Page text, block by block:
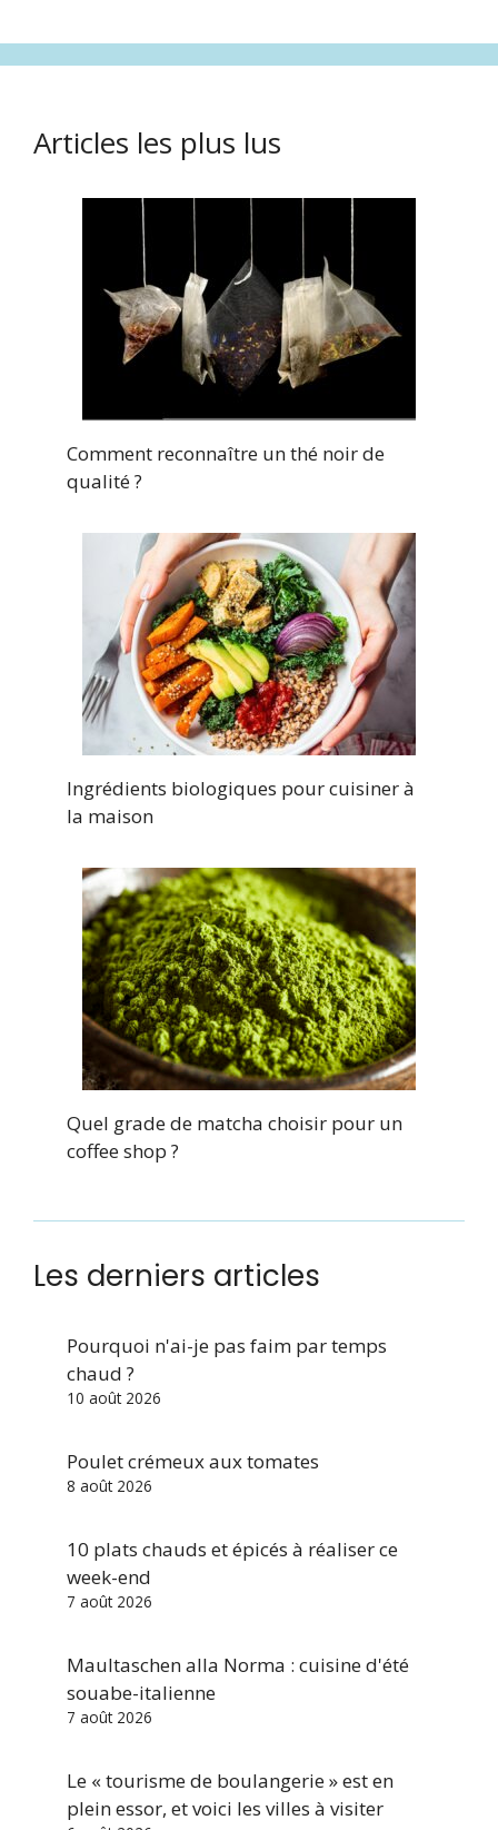
Articles les plus lus
Comment reconnaître un thé noir de
qualité ?
Ingrédients biologiques pour cuisiner à
la maison
Quel grade de matcha choisir pour un
coffee shop ?
Les derniers articles
Pourquoi n'ai-je pas faim par temps
chaud ?
10 août 2026
Poulet crémeux aux tomates
8 août 2026
10 plats chauds et épicés à réaliser ce
week-end
7 août 2026
Maultaschen alla Norma : cuisine d'été
souabe-italienne
7 août 2026
Le « tourisme de boulangerie » est en
plein essor, et voici les villes à visiter